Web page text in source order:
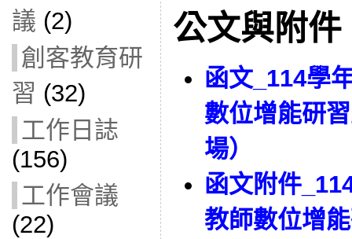
議 (2)
創客教育研
習 (32)
工作日誌
(156)
工作會議
(22)
公文與附件
函文_114學
數位增能研
場）
函文附件
教師數位增